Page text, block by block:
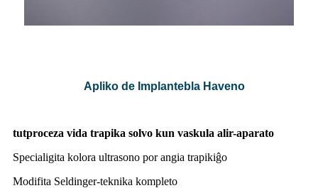
Apliko de Implantebla Haveno
tutproceza vida trapika solvo kun vaskula alir-aparato
Specialigita kolora ultrasono por angia trapikiĝo
Modifita Seldinger-teknika kompleto